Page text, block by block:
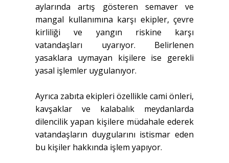
aylarında artış gösteren semaver ve
mangal kullanımına karşı ekipler, çevre
kirliliği ve yangın riskine karşı
vatandaşları uyarıyor. Belirlenen
yasaklara uymayan kişilere ise gerekli
yasal işlemler uygulanıyor.
Ayrıca zabıta ekipleri özellikle cami önleri,
kavşaklar ve kalabalık meydanlarda
dilencilik yapan kişilere müdahale ederek
vatandaşların duygularını istismar eden
bu kişiler hakkında işlem yapıyor.